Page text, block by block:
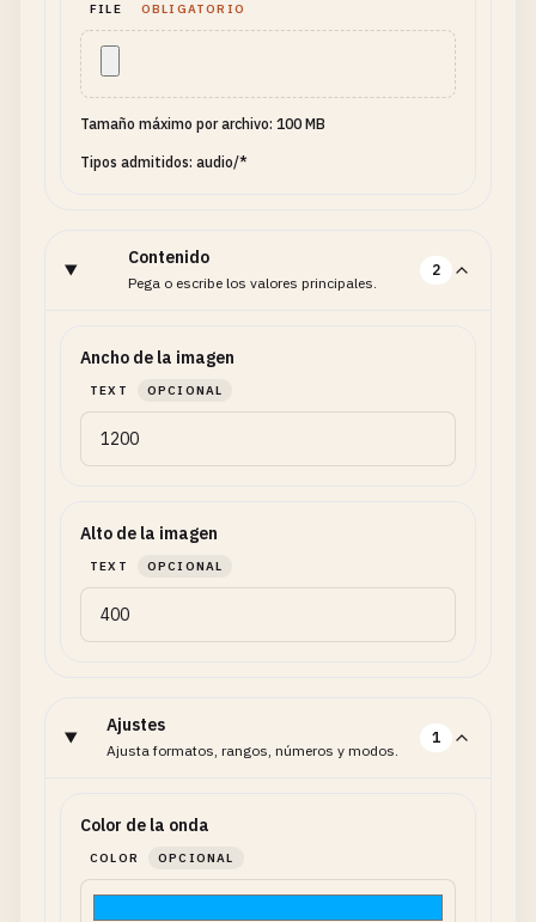
FILE OBLIGATORIO
Tamaño máximo por archivo: 100 MB
Tipos admitidos: audio/*
Contenido
Pega o escribe los valores principales.
2
Ancho de la imagen
TEXT OPCIONAL
Alto de la imagen
TEXT OPCIONAL
Ajustes
Ajusta formatos, rangos, números y modos.
1
Color de la onda
COLOR OPCIONAL